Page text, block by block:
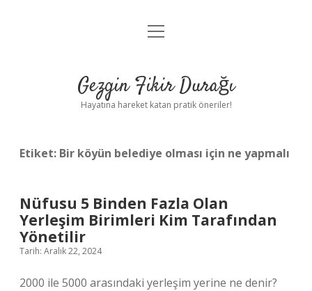
Anasayfa
Yasal Uyarı
menüyü
Gezgin Fikir Durağı
Hayatına hareket katan pratik öneriler!
Etiket: Bir köyün belediye olması için ne yapmalı
Nüfusu 5 Binden Fazla Olan
Yerleşim Birimleri Kim Tarafından
Yönetilir
Tarih: Aralık 22, 2024
2000 ile 5000 arasındaki yerleşim yerine ne denir?